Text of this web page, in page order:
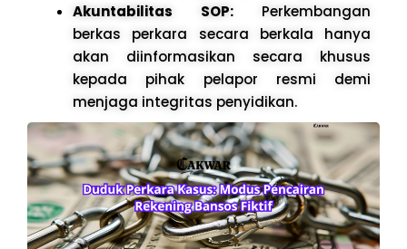
Akuntabilitas SOP:Perkembangan
berkas perkara secara berkala hanya
akan diinformasikan secara khusus
kepada pihak pelapor resmi demi
menjaga integritas penyidikan.